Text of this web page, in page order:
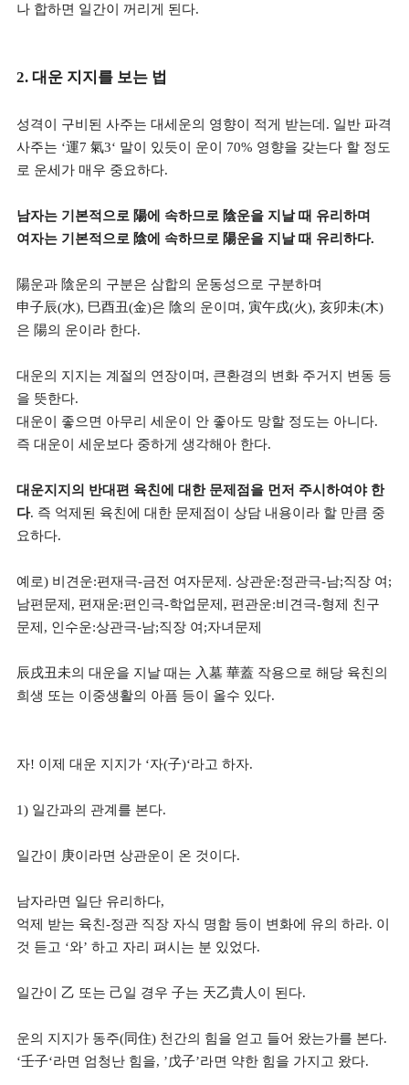
나 합하면 일간이 꺼리게 된다.
2. 대운 지지를 보는 법
성격이 구비된 사주는 대세운의 영향이 적게 받는데. 일반 파격
사주는 ‘運7 氣3‘ 말이 있듯이 운이 70% 영향을 갖는다 할 정도
로 운세가 매우 중요하다.
남자는 기본적으로 陽에 속하므로 陰운을 지날 때 유리하며
여자는 기본적으로 陰에 속하므로 陽운을 지날 때 유리하다.
陽운과 陰운의 구분은 삼합의 운동성으로 구분하며
申子辰(水), 巳酉丑(金)은 陰의 운이며, 寅午戌(火), 亥卯未(木)
은 陽의 운이라 한다.
대운의 지지는 계절의 연장이며, 큰환경의 변화 주거지 변동 등
을 뜻한다.
대운이 좋으면 아무리 세운이 안 좋아도 망할 정도는 아니다.
즉 대운이 세운보다 중하게 생각해아 한다.
대운지지의 반대편 육친에 대한 문제점을 먼저 주시하여야 한
다. 즉 억제된 육친에 대한 문제점이 상담 내용이라 할 만큼 중
요하다.
예로) 비견운:편재극-금전 여자문제. 상관운:정관극-남;직장 여;
남편문제, 편재운:편인극-학업문제, 편관운:비견극-형제 친구
문제, 인수운:상관극-남;직장 여;자녀문제
辰戌丑未의 대운을 지날 때는 入墓 華蓋 작용으로 해당 육친의
희생 또는 이중생활의 아픔 등이 올수 있다.
자! 이제 대운 지지가 ‘자(子)‘라고 하자.
1) 일간과의 관계를 본다.
일간이 庚이라면 상관운이 온 것이다.
남자라면 일단 유리하다,
억제 받는 육친-정관 직장 자식 명함 등이 변화에 유의 하라. 이
것 듣고 ‘와’ 하고 자리 펴시는 분 있었다.
일간이 乙 또는 己일 경우 子는 天乙貴人이 된다.
운의 지지가 동주(同住) 천간의 힘을 얻고 들어 왔는가를 본다.
‘壬子‘라면 엄청난 힘을, ’戊子’라면 약한 힘을 가지고 왔다.